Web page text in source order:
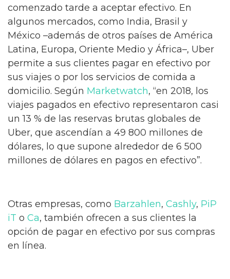
comenzado tarde a aceptar efectivo. En
algunos mercados, como India, Brasil y
México –además de otros países de América
Latina, Europa, Oriente Medio y África–, Uber
permite a sus clientes pagar en efectivo por
sus viajes o por los servicios de comida a
domicilio. Según Marketwatch, “en 2018, los
viajes pagados en efectivo representaron casi
un 13 % de las reservas brutas globales de
Uber, que ascendían a 49 800 millones de
dólares, lo que supone alrededor de 6 500
millones de dólares en pagos en efectivo”.
Otras empresas, como Barzahlen, Cashly, PiP
iT o Ca, también ofrecen a sus clientes la
opción de pagar en efectivo por sus compras
en línea.